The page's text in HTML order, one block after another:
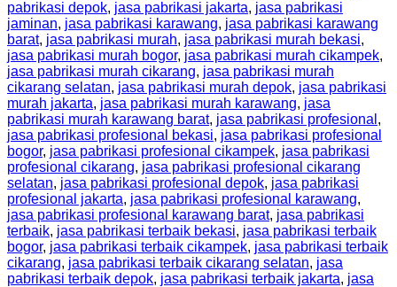
pabrikasi depok, jasa pabrikasi jakarta, jasa pabrikasi
jaminan, jasa pabrikasi karawang, jasa pabrikasi karawang
barat, jasa pabrikasi murah, jasa pabrikasi murah bekasi,
jasa pabrikasi murah bogor, jasa pabrikasi murah cikampek,
jasa pabrikasi murah cikarang, jasa pabrikasi murah
cikarang selatan, jasa pabrikasi murah depok, jasa pabrikasi
murah jakarta, jasa pabrikasi murah karawang, jasa
pabrikasi murah karawang barat, jasa pabrikasi profesional ,
jasa pabrikasi profesional bekasi, jasa pabrikasi profesional
bogor, jasa pabrikasi profesional cikampek, jasa pabrikasi
profesional cikarang, jasa pabrikasi profesional cikarang
selatan, jasa pabrikasi profesional depok, jasa pabrikasi
profesional jakarta, jasa pabrikasi profesional karawang,
jasa pabrikasi profesional karawang barat, jasa pabrikasi
terbaik, jasa pabrikasi terbaik bekasi, jasa pabrikasi terbaik
bogor, jasa pabrikasi terbaik cikampek, jasa pabrikasi terbaik
cikarang, jasa pabrikasi terbaik cikarang selatan, jasa
pabrikasi terbaik depok, jasa pabrikasi terbaik jakarta, jasa